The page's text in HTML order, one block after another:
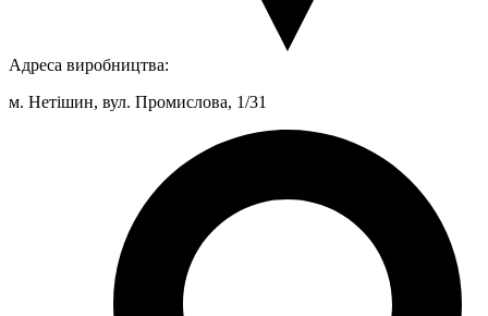
Адреса виробництва:
м. Нетішин, вул. Промислова, 1/31